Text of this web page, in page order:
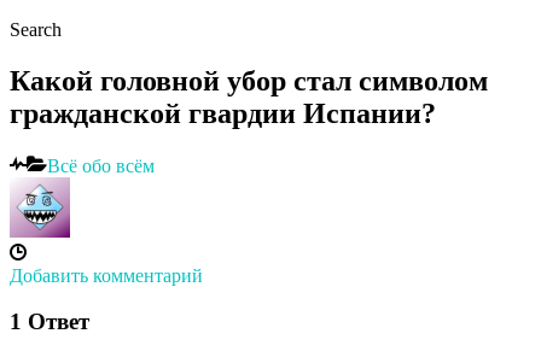
Search
Какой головной убор стал символом
гражданской гвардии Испании?
Всё обо всём
Добавить комментарий
1 Ответ